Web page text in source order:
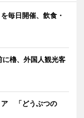
毎日開催、飲食・
櫓、外国人観光客
ア 「どうぶつの